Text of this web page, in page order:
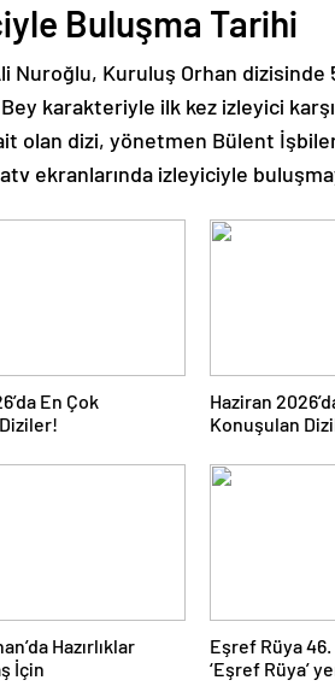
Buluşma Tarihi
Nuroğlu, Kuruluş Orhan dizisinde
karakteriyle ilk kez izleyici
olan dizi, yönetmen Bülent
ekranlarında izleyiciyle
En Çok
Haziran
Konuşulan
Hazırlıklar
İçin
Eşref Rüya
‘Eşref Rüya’